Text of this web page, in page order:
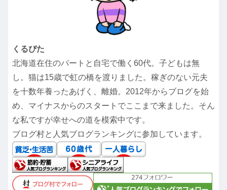
くるぴた
北海道在住のパートと自宅で働く60代。子どもは無
し。猫は15歳で虹の橋を渡りました。稼ぎのない元夫
を十数年養ったあげく、離婚。2012年からブログを始
め、マイナスからのスタートでここまで来ました。そん
な私ですが幸せへの道を模索中です。
ブログ村と人気ブログランキングに参加しています。